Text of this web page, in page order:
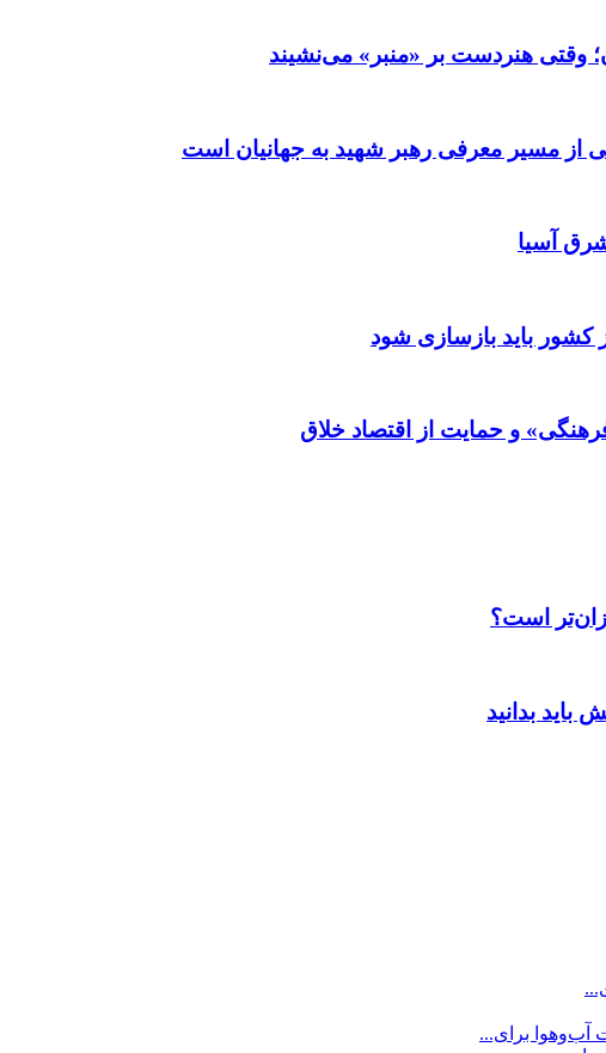
وقتی هنردست بر «منبر» می‌نشیند
مسیر معرفی رهبر شهید به جهانیان است
آسیا
کشور باید بازسازی شود
و حمایت از اقتصاد خلاق
است؟
آب‌وهوا برای...